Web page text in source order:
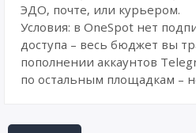
ЭДО, почте, или курьером.
Условия: в OneSpot нет
доступа – весь бюджет вы
пополнении аккаунтов
по остальным площадкам –